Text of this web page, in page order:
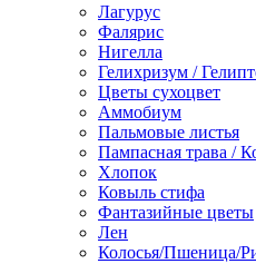
Лагурус
Фалярис
Нигелла
Гелихризум /
Цветы сухоцвет
Аммобиум
Пальмовые листья
Пампасная трава /
Хлопок
Ковыль стифа
Фантазийные цветы
Лен
Колосья/Пшеница/